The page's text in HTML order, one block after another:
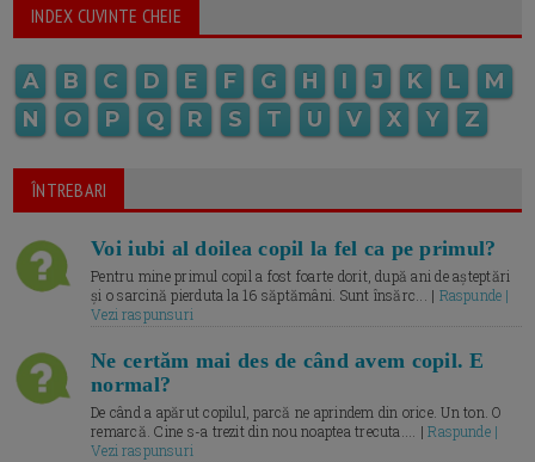
INDEX CUVINTE CHEIE
A B C D E F G H I J K L
M
N
O P Q R S T U V X Y Z
ÎNTREBARI
Voi iubi al doilea copil la fel ca pe primul?
Pentru mine primul copil a fost foarte dorit, după ani de așteptări
și o sarcină pierduta la 16 săptămâni. Sunt însărc... | Raspunde |
Vezi raspunsuri
Ne certăm mai des de când avem copil. E
normal?
De când a apărut copilul, parcă ne aprindem din orice. Un ton. O
remarcă. Cine s-a trezit din nou noaptea trecuta.... |Raspunde |
Vezi raspunsuri